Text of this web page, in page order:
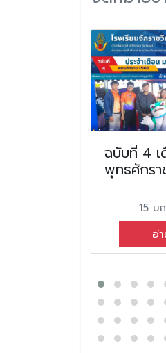
ฉบับที่ 4 เ
พุทธศักร
15 ม
อ่